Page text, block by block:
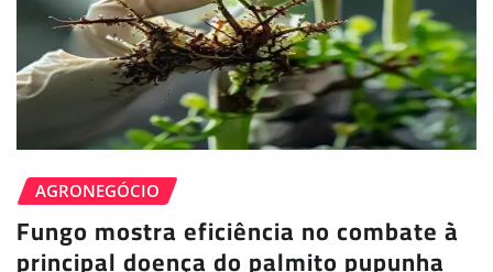
AGRONEGÓCIO
Fungo mostra eficiência no combate à
principal doença do palmito pupunha